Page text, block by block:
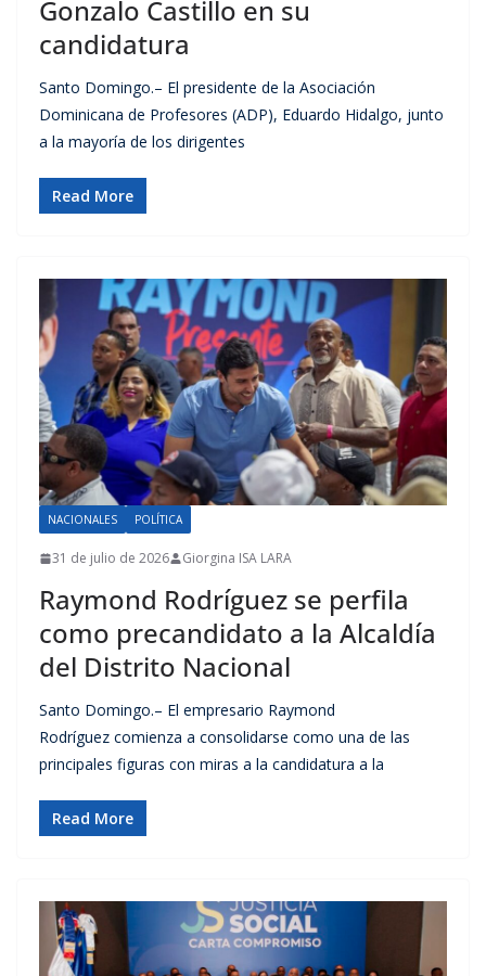
Gonzalo Castillo en su
candidatura
Santo Domingo.– El presidente de la Asociación
Dominicana de Profesores (ADP), Eduardo Hidalgo, junto
a la mayoría de los dirigentes
Read More
NACIONALES POLÍTICA
31 de julio de 2026 Giorgina ISA LARA
Raymond Rodríguez se perfila
como precandidato a la Alcaldía
del Distrito Nacional
Santo Domingo.– El empresario Raymond
Rodríguez comienza a consolidarse como una de las
principales figuras con miras a la candidatura a la
Read More